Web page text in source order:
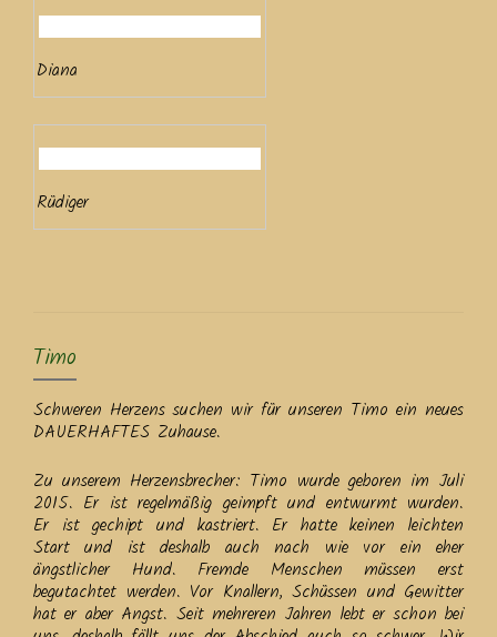
Diana
Rüdiger
Timo
Schweren Herzens suchen wir für unseren Timo ein neues
DAUERHAFTES Zuhause.
Zu unserem Herzensbrecher: Timo wurde geboren im Juli
2015. Er ist regelmäßig geimpft und entwurmt wurden.
Er ist gechipt und kastriert. Er hatte keinen leichten
Start und ist deshalb auch nach wie vor ein eher
ängstlicher Hund. Fremde Menschen müssen erst
begutachtet werden. Vor Knallern, Schüssen und Gewitter
hat er aber Angst. Seit mehreren Jahren lebt er schon bei